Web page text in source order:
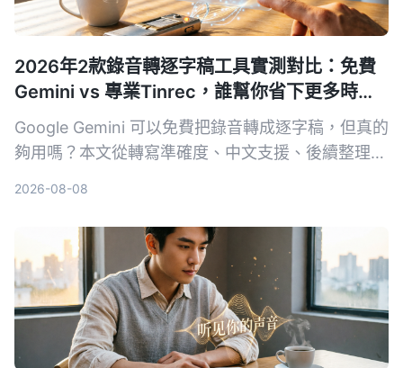
2026年2款錄音轉逐字稿工具實測對比：免費
Gemini vs 專業Tinrec，誰幫你省下更多時
間？
Google Gemini 可以免費把錄音轉成逐字稿，但真的
夠用嗎？本文從轉寫準確度、中文支援、後續整理能
2026-08-08